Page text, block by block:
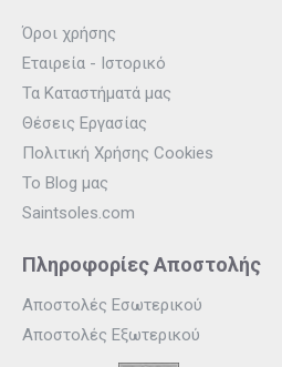
Όροι χρήσης
Εταιρεία - Ιστορικό
Τα Καταστήματά μας
Θέσεις Εργασίας
Πολιτική Χρήσης Cookies
Το Blog μας
Saintsoles.com
Πληροφορίες Αποστολής
Αποστολές Εσωτερικού
Αποστολές Εξωτερικού